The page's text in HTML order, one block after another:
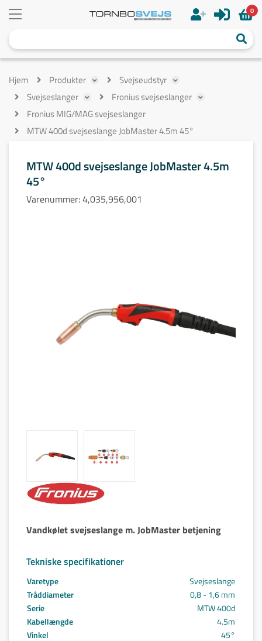
0
Hjem Produkter
Svejseudstyr
Svejseslanger
Fronius svejseslanger
Fronius MIG/MAG svejseslanger
MTW 400d svejseslange JobMaster 4.5m 45°
MTW 400d svejseslange JobMaster 4.5m
45°
Varenummer:4,035,956,001
Vandkølet svejseslange m. JobMaster betjening
Tekniske specifikationer
Varetype
Svejseslange
Tråddiameter
0,8 - 1,6 mm
Serie
MTW 400d
Kabellængde
4.5m
Vinkel
45°